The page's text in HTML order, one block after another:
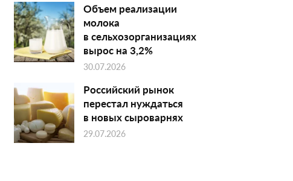
Объем реализации
молока
в сельхозорганизациях
вырос на 3,2%
30.07.2026
Российский рынок
перестал нуждаться
в новых сыроварнях
29.07.2026